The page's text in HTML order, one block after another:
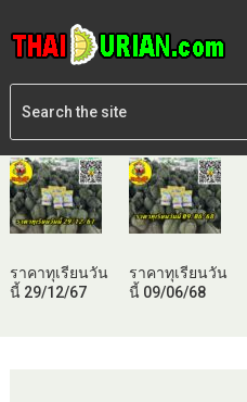
ราคาทุเรียนวัน
นี้ 29/12/67
ราคาทุเรียนวัน
นี้ 09/06/68